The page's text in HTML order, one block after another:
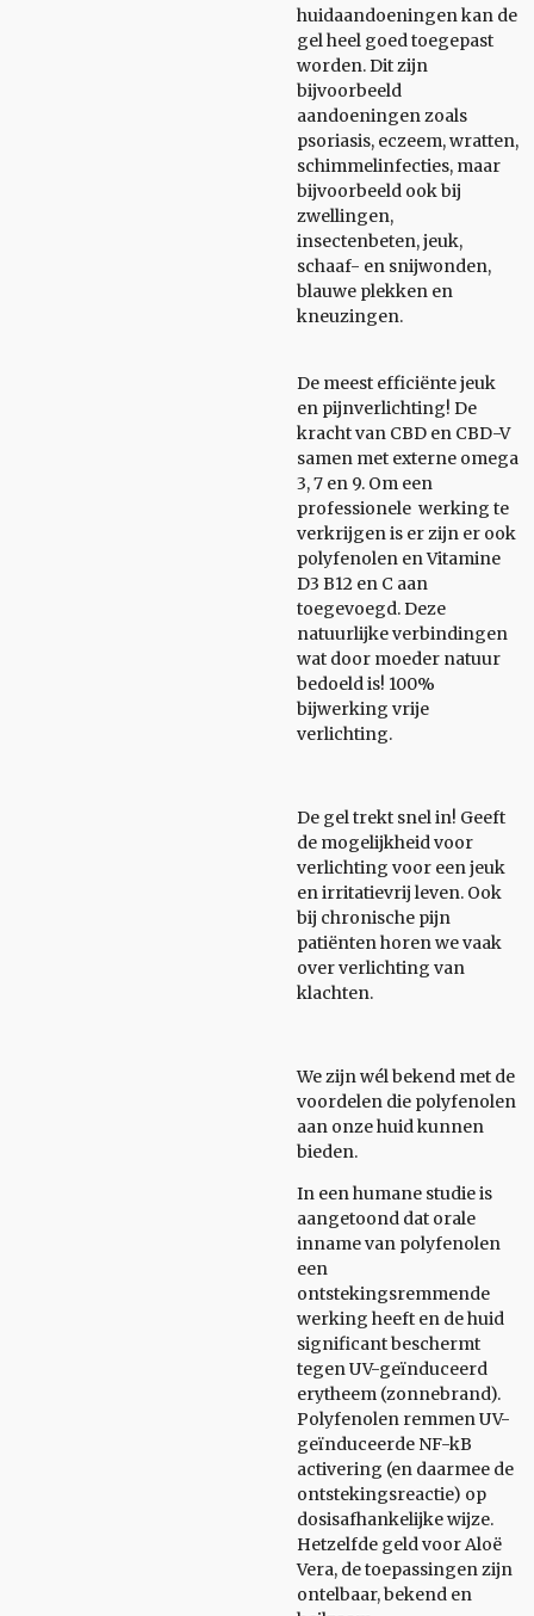
huidaandoeningen kan de
gel heel goed toegepast
worden. Dit zijn
bijvoorbeeld
aandoeningen zoals
psoriasis, eczeem, wratten,
schimmelinfecties, maar
bijvoorbeeld ook bij
zwellingen,
insectenbeten, jeuk,
schaaf- en snijwonden,
blauwe plekken en
kneuzingen.
De meest efficiënte jeuk
en pijnverlichting! De
kracht van CBD en CBD-V
samen met externe omega
3, 7 en 9. Om een
professionele werking te
verkrijgen is er zijn er ook
polyfenolen en Vitamine
D3 B12 en C aan
toegevoegd. Deze
natuurlijke verbindingen
wat door moeder natuur
bedoeld is! 100%
bijwerking vrije
verlichting.
De gel trekt snel in! Geeft
de mogelijkheid voor
verlichting voor een jeuk
en irritatievrij leven. Ook
bij chronische pijn
patiënten horen we vaak
over verlichting van
klachten.
We zijn wél bekend met de
voordelen die polyfenolen
aan onze huid kunnen
bieden.
In een humane studie is
aangetoond dat orale
inname van polyfenolen
een
ontstekingsremmende
werking heeft en de huid
significant beschermt
tegen UV-geïnduceerd
erytheem (zonnebrand).
Polyfenolen remmen UV-
geïnduceerde NF-kB
activering (en daarmee de
ontstekingsreactie) op
dosisafhankelijke wijze.
Hetzelfde geld voor Aloë
Vera, de toepassingen zijn
ontelbaar, bekend en